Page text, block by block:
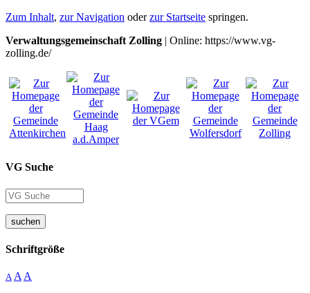
Zum Inhalt, zur Navigation oderzur Startseite springen.
Verwaltungsgemeinschaft Zolling | Online: https://www.vg-
zolling.de/
VG Suche
suchen
Schriftgröße
A A A